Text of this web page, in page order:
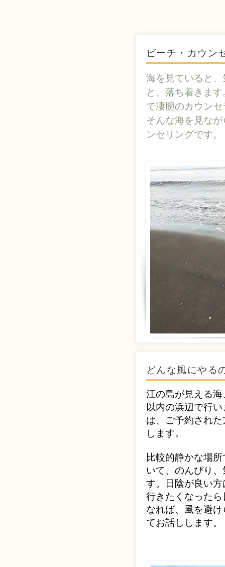
ビーチ・カウン
海を見ていると
と、落ち着きま
で凄腕のカウン
そんな海を見な
ンセリングです。
どんな風にやる
江の島が見える
以内の浜辺で行
は、ご予約され
します。
比較的静かな場
いて、のんびり
す。日陰が良い
行きたくなった
なれば、風を避
てお話しします。